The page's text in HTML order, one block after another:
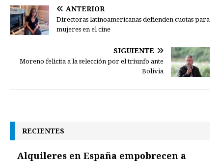
ANTERIOR
Directoras latinoamericanas defienden cuotas para
mujeres en el cine
SIGUIENTE
Moreno felicita a la selección por el triunfo ante
Bolivia
RECIENTES
Alquileres en España empobrecen a